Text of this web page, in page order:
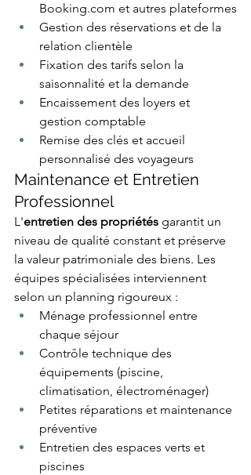
Booking.com et autres plateformes
Gestion des réservations et de la
relation clientèle
Fixation des tarifs selon la
saisonnalité et la demande
Encaissement des loyers et
gestion comptable
Remise des clés et accueil
personnalisé des voyageurs
Maintenance et Entretien
Professionnel
L'entretien des propriétés garantit un
niveau de qualité constant et préserve
la valeur patrimoniale des biens. Les
équipes spécialisées interviennent
selon un planning rigoureux :
Ménage professionnel entre
chaque séjour
Contrôle technique des
équipements (piscine,
climatisation, électroménager)
Petites réparations et maintenance
préventive
Entretien des espaces verts et
piscines